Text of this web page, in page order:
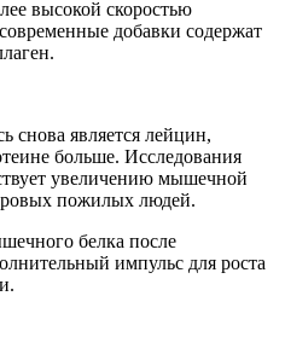
высокой скоростью
добавки содержат
снова является лейцин,
больше. Исследования
увеличению мышечной
пожилых людей.
белка после
импульс для роста